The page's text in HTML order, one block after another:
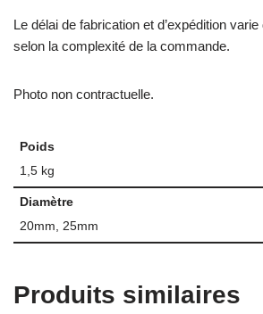
Le délai de fabrication et d’expédition
selon la complexité de la commande.
Photo non contractuelle.
Poids
1,5 kg
Diamètre
20mm, 25mm
Produits similaires